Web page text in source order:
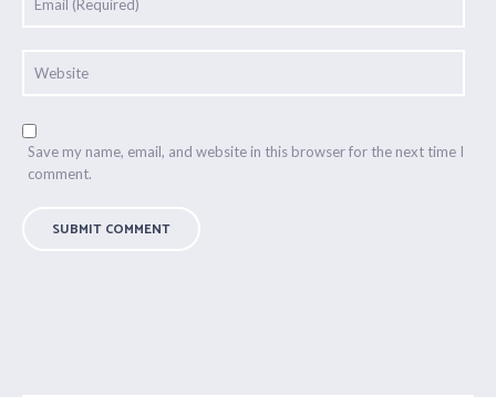
Save my name, email, and website in this browser for the next time I
comment.